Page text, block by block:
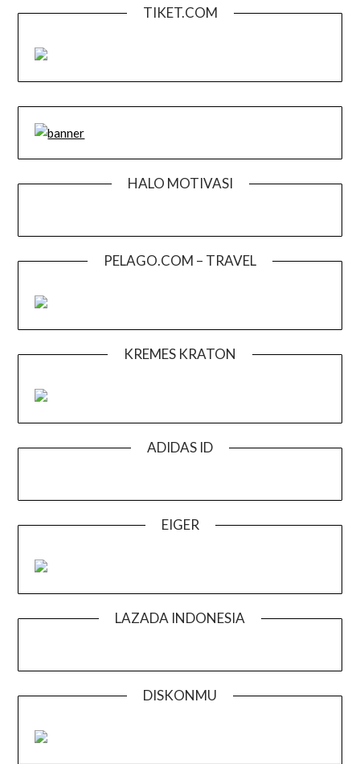
TIKET.COM
HALO MOTIVASI
PELAGO.COM – TRAVEL
KREMES KRATON
ADIDAS ID
EIGER
LAZADA INDONESIA
DISKONMU